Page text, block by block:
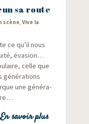
sa route
scène ,Vive la
ce qu’il nous
éva­sion…
celle que
géné­ra­tions
une géné­ra­
En savoir plus